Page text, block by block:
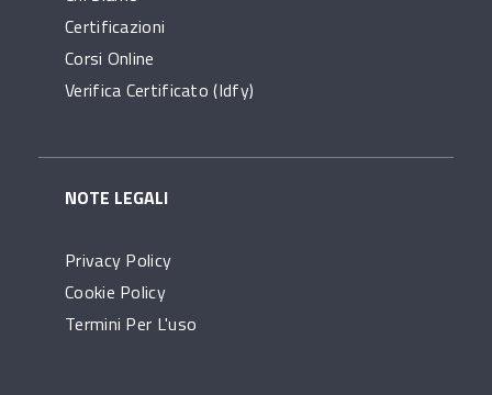
Certificazioni
Corsi Online
Verifica Certificato (idfy)
NOTE LEGALI
Privacy Policy
Cookie Policy
Termini Per L'uso